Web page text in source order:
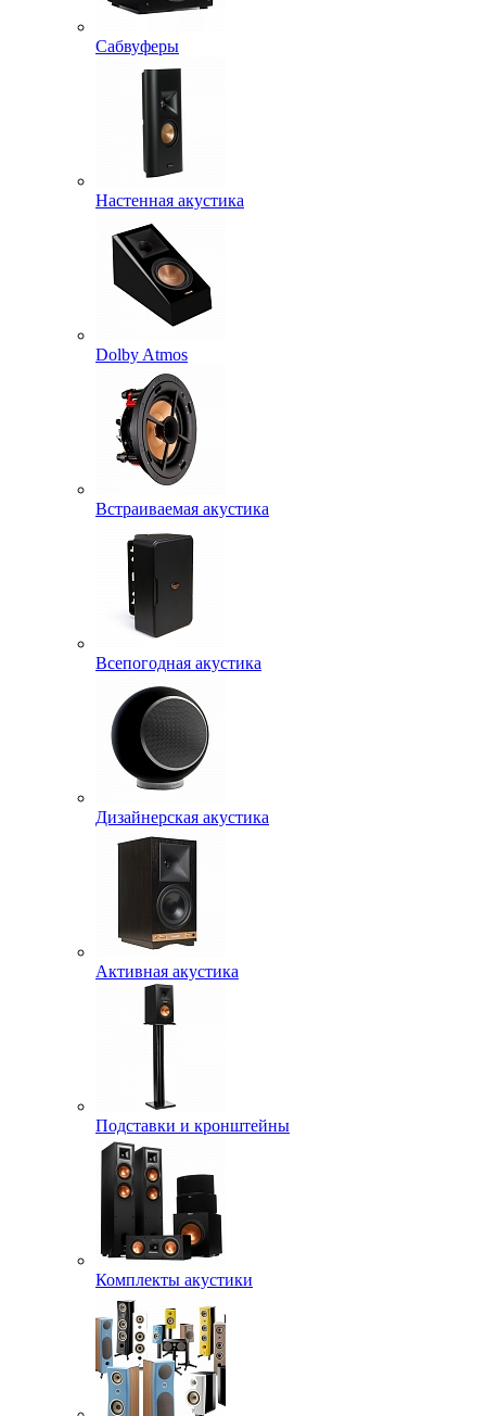
Сабвуферы
Настенная акустика
Dolby Atmos
Встраиваемая акустика
Всепогодная акустика
Дизайнерская акустика
Активная акустика
Подставки и кронштейны
Комплекты акустики